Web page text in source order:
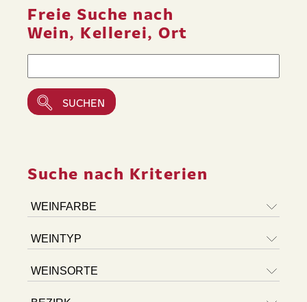
Freie Suche nach
Wein, Kellerei, Ort
Suche nach Kriterien